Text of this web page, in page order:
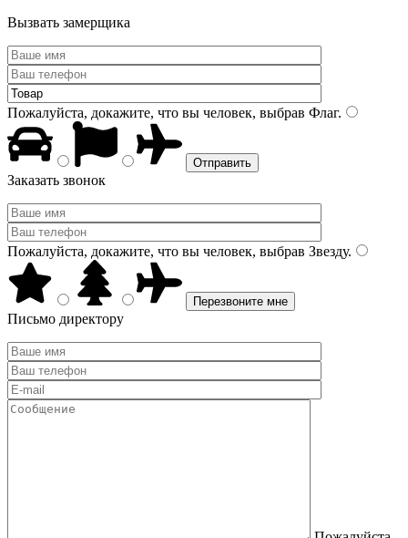
Вызвать замерщика
Пожалуйста, докажите, что вы человек, выбрав Флаг.
Заказать звонок
Пожалуйста, докажите, что вы человек, выбрав Звезду.
Письмо директору